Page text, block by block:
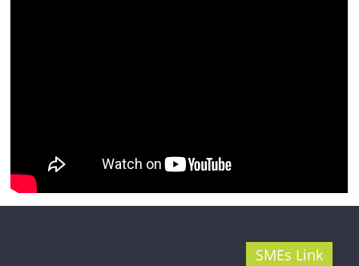
SMEs Link